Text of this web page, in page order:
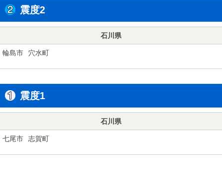
震度2
石川県
輪島市 穴水町
震度1
石川県
七尾市 志賀町